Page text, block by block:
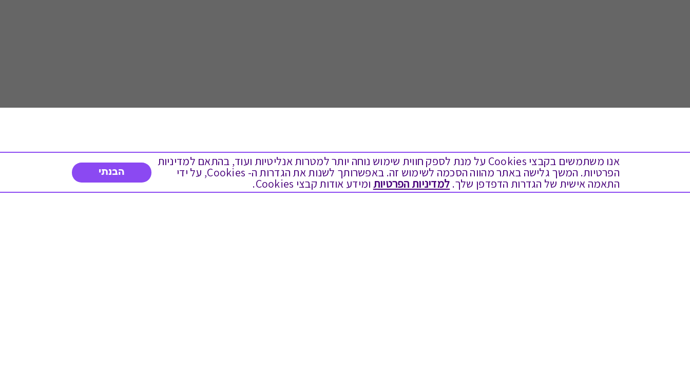
לתת מתנה
כל המתנות
טוב לדעת
בירור יתרה בגיפט קארד
דברו איתנו
אנו משתמשים בקבצי Cookies על מנת לספק חווית שימוש נוחה יותר למטרות אנליטיות ועוד, בהתאם למדיניות
הפרטיות. המשך גלישה באתר מהווה הסכמה לשימוש זה. באפשרותך לשנות את הגדרות ה- Cookies, על ידי
התאמה אישית של הגדרות הדפדפן שלך. למדיניות הפרטיות ומידע אודות קבצי Cookies.
הבנתי